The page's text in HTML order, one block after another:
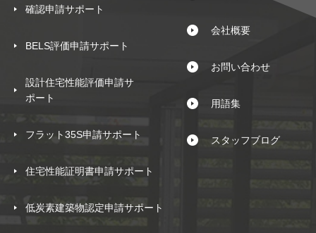
確認申請サポート
BELS評価申請サポート
設計住宅性能評価申請サ
ポート
フラット35S申請サポート
住宅性能証明書申請サポート
低炭素建築物認定申請サポート
会社概要
お問い合わせ
用語集
スタッフブログ